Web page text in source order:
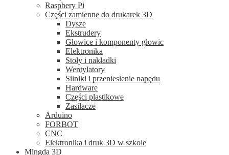
Raspbery Pi
Części zamienne do drukarek 3D
Dysze
Ekstrudery
Głowice i komponenty głowic
Elektronika
Stoły i nakładki
Wentylatory
Silniki i przeniesienie napędu
Hardware
Części plastikowe
Zasilacze
Arduino
FORBOT
CNC
Elektronika i druk 3D w szkole
Mingda 3D